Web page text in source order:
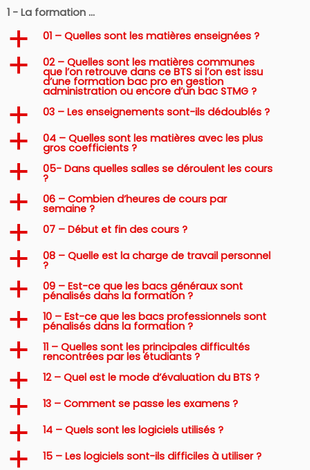
1 - La formation ...
a 01 – Quelles sont les matières enseignées ?
a 02 – Quelles sont les matières communes
que l’on retrouve dans ce BTS si l’on est issu
d’une formation bac pro en gestion
administration ou encore d’un bac STMG ?
a 03 – Les enseignements sont-ils dédoublés ?
a 04 – Quelles sont les matières avec les plus
gros coefficients ?
a 05- Dans quelles salles se déroulent les cours
?
a 06 – Combien d’heures de cours par
semaine ?
a 07 – Début et fin des cours ?
a 08 – Quelle est la charge de travail personnel
?
a 09 – Est-ce que les bacs généraux sont
pénalisés dans la formation ?
a 10 – Est-ce que les bacs professionnels sont
pénalisés dans la formation ?
a 11 – Quelles sont les principales difficultés
rencontrées par les étudiants ?
a 12 – Quel est le mode d’évaluation du BTS ?
a 13 – Comment se passe les examens ?
a 14 – Quels sont les logiciels utilisés ?
a 15 – Les logiciels sont-ils difficiles à utiliser ?